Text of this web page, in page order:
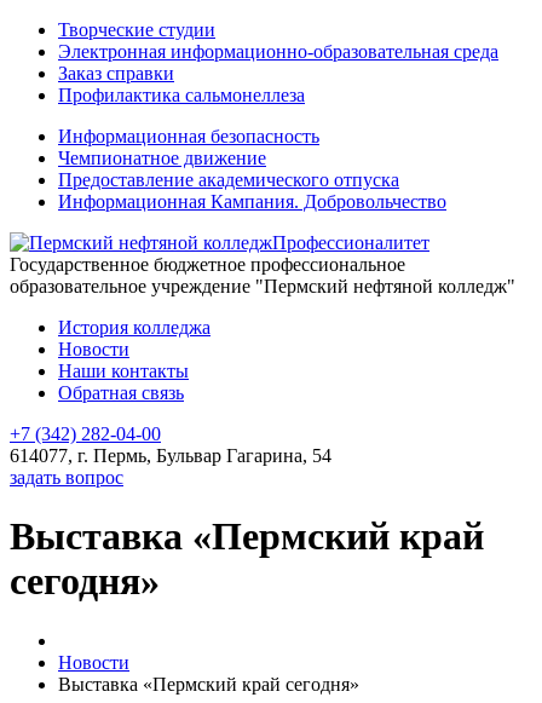
Творческие студии
Электронная информационно-образовательная среда
Заказ справки
Профилактика сальмонеллеза
Информационная безопасность
Чемпионатное движение
Предоставление академического отпуска
Информационная Кампания. Добровольчество
Профессионалитет
Государственное бюджетное профессиональное
образовательное учреждение "Пермский нефтяной колледж"
История колледжа
Новости
Наши контакты
Обратная связь
+7 (342) 282-04-00
614077, г. Пермь, Бульвар Гагарина, 54
задать вопрос
Выставка «Пермский край
сегодня»
Новости
Выставка «Пермский край сегодня»